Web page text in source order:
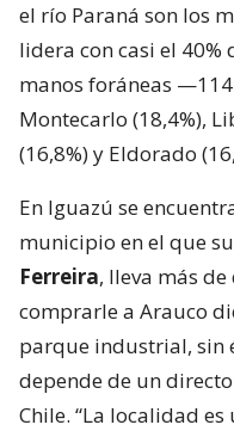
el río Paraná son los
lidera con casi el
manos foráneas
Montecarlo (18,4%),
(16,8%) y Eldorado
En Iguazú se
municipio en el que
Ferreira, lleva más
comprarle a Arauco
parque industrial, sin
depende de un
Chile. “La localidad